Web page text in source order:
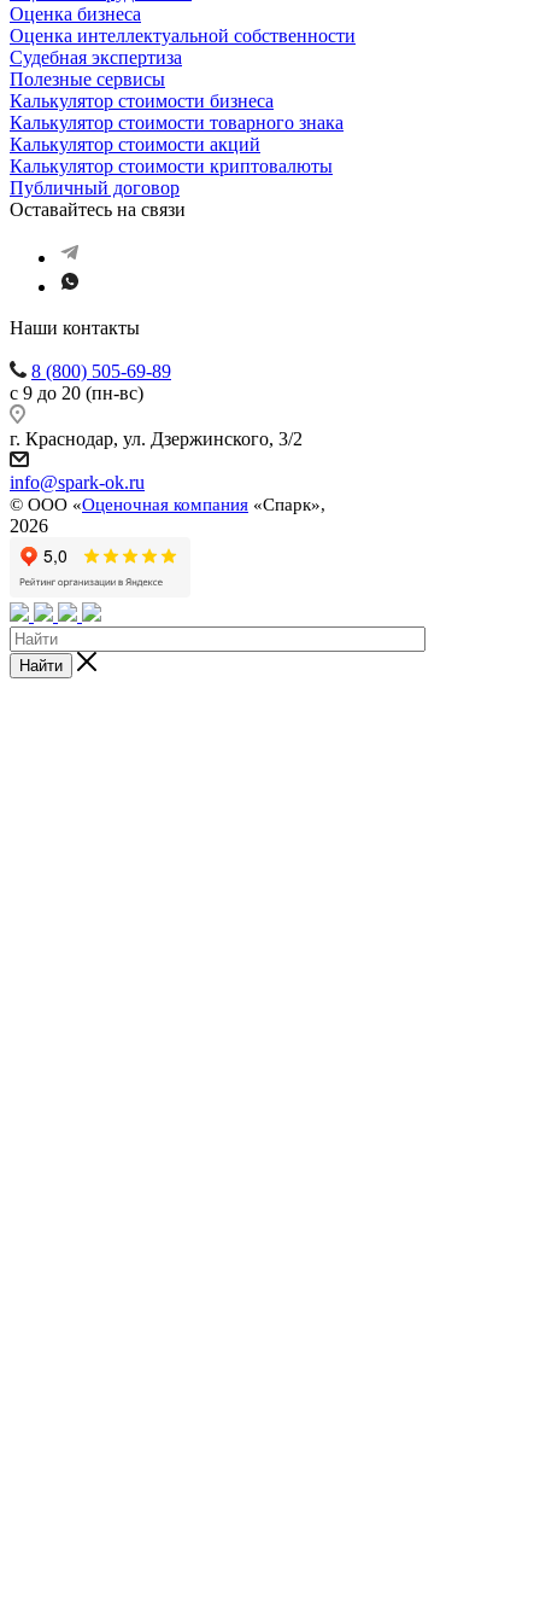
Оценка бизнеса
Оценка интеллектуальной собственности
Судебная экспертиза
Полезные сервисы
Калькулятор стоимости бизнеса
Калькулятор стоимости товарного знака
Калькулятор стоимости акций
Калькулятор стоимости криптовалюты
Публичный договор
Оставайтесь на связи
Наши контакты
8 (800) 505-69-89
с 9 до 20 (пн-вс)
г. Краснодар, ул. Дзержинского, 3/2
info@spark-ok.ru
© ООО «Оценочная компания «Спарк»,
2026
Найти